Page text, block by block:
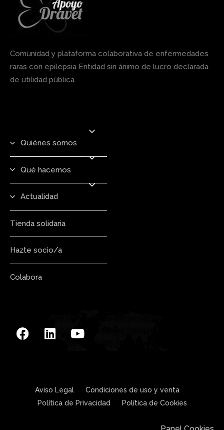
Comunidad y plataforma colaborativa de enfermedades
raras con epilepsia Entidad sin ánimo de lucro declarada
de utilidad pública.
Quiénes somos
Qué hacemos
Actualidad
Tienda solidaria
Hazte socio/a
Colabora
Aviso Legal
Condiciones de uso y venta
Política de Privacidad
Política de Cookies